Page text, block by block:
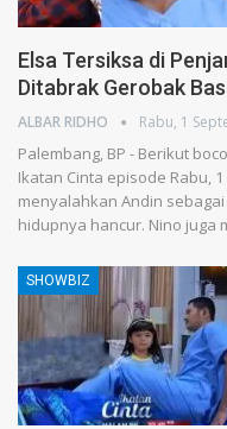
Elsa Tersiksa di
Ditabrak Gerobak
ALBAR RIDHO Rabu, 1
Palembang, BP - Berikut
Ikatan Cinta episode Rabu,
menyalahkan Andin
hidupnya hancur. Nino juga
SHOWBIZ